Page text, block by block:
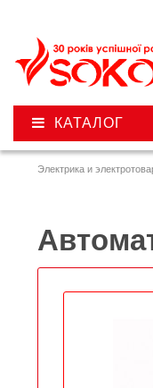
Электрика и
КАТАЛОГ